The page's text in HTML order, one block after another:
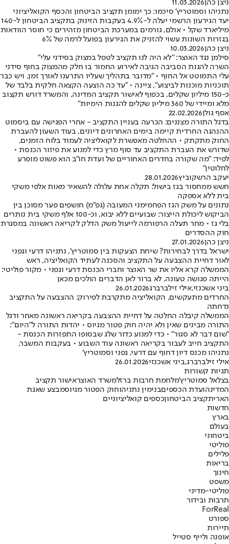
ניצן כהן11.03.2026
נתניהו וסמוטריץ' סיכמו: כך ימומן תקציב הביטחון והכסף הקואליציוני
יעד הגירעון הרשמי יעלה ל-4.9% בעקבות הזינוק בתקציב הביטחון ל-140
מיליארד שקל • אולם, גורמים במערכת הביטחון מזהירים כי חוסר הוודאות
בגזרות השונות עשוי להזניק את הגירעון בפועל לרמה של 6%
ניצן כהן10.03.2026
סילמן נגד האוצר: "לא היה לנו תקציב לטפל במצוק בסידני עלי"
השרה להגנת הסביבה הגיבה לאירוע החמור בו חלק מהמצוק בחוף סידני
עלי התמוטט אל החוף • "מדובר בתהליך שעליו התרענו לאורך זמן, ויש כבר
תוכניות מוכנות לביצוע", ציינה • "עד כה הוצעה הקצאה חלקית בלבד של
כ-150 מיליון שקלים, בכפוף לאישור תקציב המדינה, והמשרד דורש תקצוב
מלא ומיידי של 360 מיליון שקלים להגנות הימיות"
אסף גולן22.02.2026
בדגל התורה מצננים: הכרעה בעניין התקציב - אחרי הפגישה עם ביסמוט
ההנהגה החרדית קיימה בימים האחרונים דיונים, בעוד השעון להעברת
החוק מתקתק • ההחלטה מאפשרת לקואליציה לעמוד בלוח הזמנים,
שדורש את העברת התקציב עד סוף מרץ כדי למנוע את פיזור הכנסת •
לפיד: "מה שקורה בחדרים האחוריים של ועדת חו"ב הוא פשוט מופרע
לחלוטין"
יעקב הרשקוביץ28.01.2026
חשש ממחסור בגז בישול: תקלה אחת עלולה להשאיר מאות אלפי משקי
בית ללא אספקה
נתונים על משק הגז הפחמימני המעובה (גפ״מ) חושפים פער מסוכן בין
הביקוש ליכולת הייצור: שבועיים ללא יבוא, וכ-100 אלף משקי בית נותרים
בלי גז • מחר תעלה הרפורמה לייעול משק הדלק לקריאה ראשונה במסגרת
חוק ההסדרים
ניצן כהן27.01.2026
ישראל בדרך לבחירות? שיחת הצעקות בין סמוטריץ', נתניהו דרעי וגפני
לאור דחיית ההצבעה על התקציב והסכנה לעתיד הקואליציה, ראש
הממשלה קרא אליו את שר האוצר וחברי הכנסת דרעי וגפני • מקור פוליטי:
הייתה פגושה טעונה, לא ברור לאן הדברים הולכים מכאן
ביני אשכנזי,אילי זילברברג26.01.2026
החרדים מתעקשים, הקואליציה מתקרבת לפירוק: ההצבעה על התקציב
נדחתה
הממשלה קיבלה החלטה על דחיית ההצבעה בקריאה ראשונה מאחר ודגל
התורה מבינים שאין ולא יהיה חוק פטור מגיוס • יהדות התורה ל"היום":
"שום דבר לא סגור" • כדי למנוע כדור שלג שבסופו התפזרות הכנסת -
התקציב חייב לעבור בקריאה ראשונה עוד השבוע • בעקבות המשבר,
נתניהו מכנס דיון דחוף עם דרעי, גפני וסמוטריץ'
אילי זילברברג,ביני אשכנזי26.01.2026
תגיות קשורות
בצלאל סמוטריץ'מלחמת חרבות ברזלמשרד האוצראישור תקציב
המדינהועדת הכספיםבנימין נתניהוחוק הפטור מגיוסמבצע שאגת
האריתקציב הביטחוןכספים קואליציוניים
חדשות
בארץ
בעולם
ביטחוני
פוליטי
פלילים
בריאות
חינוך
משפט
פוליטי-מדיני
תרבות ובידור
ForReal
ספורט
תיירות
אופנה ולייף סטייל